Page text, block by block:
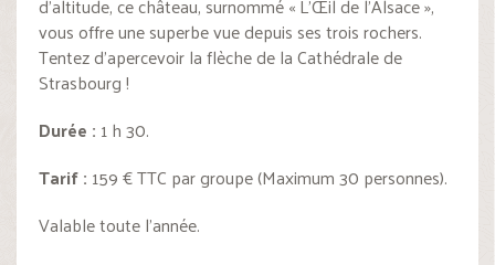
vous offre une superbe vue depuis ses trois rochers.
Tentez d’apercevoir la flèche de la Cathédrale de
Strasbourg !
Durée : 1 h 30.
Tarif : 159 € TTC par groupe (Maximum 30 personnes).
Valable toute l’année.